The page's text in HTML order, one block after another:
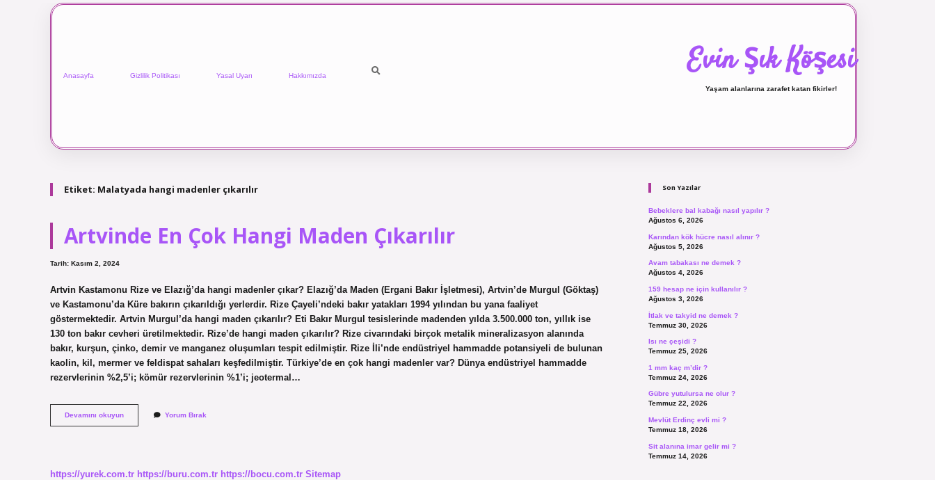
Anasayfa Gizlilik Politikası Yasal Uyarı Hakkımızda Evin Şık Köşesi
Yaşam alanlarına zarafet katan fikirler!
Etiket: Malatyada hangi madenler çıkarılır
Artvinde En Çok Hangi Maden Çıkarılır
Tarih: Kasım 2, 2024
Artvin Kastamonu Rize ve Elazığ’da hangi madenler çıkar? Elazığ’da Maden (Ergani Bakır İşletmesi), Artvin’de Murgul (Göktaş)
ve Kastamonu’da Küre bakırın çıkarıldığı yerlerdir. Rize Çayeli’ndeki bakır yatakları 1994 yılından bu yana faaliyet
göstermektedir. Artvin Murgul’da hangi maden çıkarılır? Eti Bakır Murgul tesislerinde madenden yılda 3.500.000 ton, yıllık ise
130 ton bakır cevheri üretilmektedir. Rize’de hangi maden çıkarılır? Rize civarındaki birçok metalik mineralizasyon alanında
bakır, kurşun, çinko, demir ve manganez oluşumları tespit edilmiştir. Rize İli’nde endüstriyel hammadde potansiyeli de bulunan
kaolin, kil, mermer ve feldispat sahaları keşfedilmiştir. Türkiye’de en çok hangi madenler var? Dünya endüstriyel hammadde
rezervlerinin %2,5’i; kömür rezervlerinin %1’i; jeotermal…
Devamını okuyunArtvinde
En
Yorum Bırak
https://yurek.com.tr https://buru.com.tr https://bocu.com.tr Sitemap
Son Yazılar
Bebeklere bal kabağı nasıl yapılır ?
Ağustos 6, 2026
Karından kök hücre nasıl alınır ?
Ağustos 5, 2026
Avam tabakası ne demek ?
Ağustos 4, 2026
159 hesap ne için kullanılır ?
Ağustos 3, 2026
İtlak ve takyid ne demek ?
Temmuz 30, 2026
Isı ne çeşidi ?
Temmuz 25, 2026
1 mm kaç m’dir ?
Temmuz 24, 2026
Gübre yutulursa ne olur ?
Temmuz 22, 2026
Mevlüt Erdinç evli mi ?
Temmuz 18, 2026
Sit alanına imar gelir mi ?
Temmuz 14, 2026